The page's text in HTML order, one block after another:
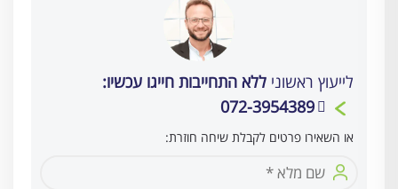
לייעוץ ראשוני ללא התחייבות חייגו עכשיו:
072-3954389
או השאירו פרטים לקבלת שיחה חוזרת: